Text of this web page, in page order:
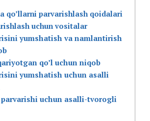
qo’llarni parvarishlash qoidalari
uchun vositalar
yumshatish va namlantirish
qo’l uchun niqob
yumshatish uchun asalli
parvarishi uchun asalli-tvorogli